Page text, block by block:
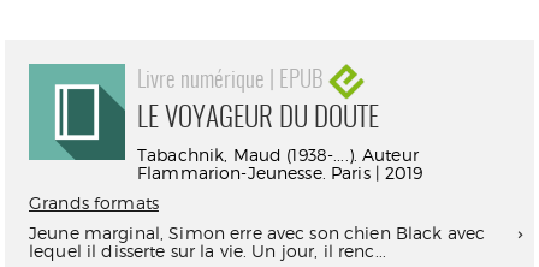
Livre numérique | EPUB
LE VOYAGEUR DU DOUTE
Tabachnik, Maud (1938-....). Auteur
Flammarion-Jeunesse. Paris | 2019
Grands formats
Jeune marginal, Simon erre avec son chien Black avec
lequel il disserte sur la vie. Un jour, il renc...